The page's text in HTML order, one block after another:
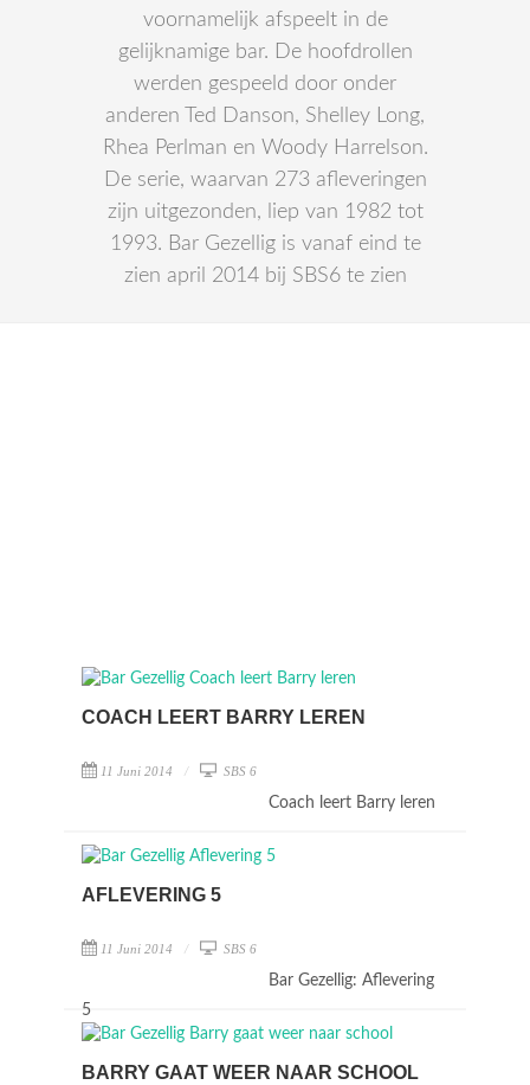
voornamelijk afspeelt in de
gelijknamige bar. De hoofdrollen
werden gespeeld door onder
anderen Ted Danson, Shelley Long,
Rhea Perlman en Woody Harrelson.
De serie, waarvan 273 afleveringen
zijn uitgezonden, liep van 1982 tot
1993. Bar Gezellig is vanaf eind te
zien april 2014 bij SBS6 te zien
COACH LEERT BARRY LEREN
11 Juni 2014 SBS 6
Coach leert Barry leren
AFLEVERING 5
11 Juni 2014 SBS 6
Bar Gezellig: Aflevering
5
BARRY GAAT WEER NAAR SCHOOL